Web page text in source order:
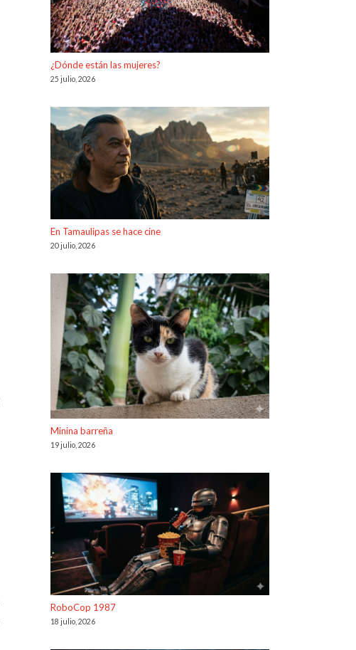
¿Dónde están las mujeres?
25 julio, 2026
En Tamaulipas se hace cine
20 julio, 2026
Minina barreña
19 julio, 2026
RoboCop 1987
18 julio, 2026